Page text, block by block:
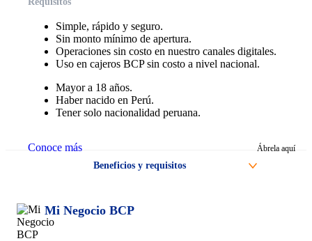
Requisitos
Ser mayor a 18 años.
Tener tu Clave de Internet (6 dígitos). Si aún no la tienes,
genéralaaquí.
Simple, rápido y seguro.
Sin monto mínimo de apertura.
Operaciones sin costo en nuestro canales digitales.
Uso en cajeros BCP sin costo a nivel nacional.
Mayor a 18 años.
Haber nacido en Perú.
Tener solo nacionalidad peruana.
Conoce más Ábrela aquí
Beneficios y requisitos
Simple, rápido y seguro.
Sin monto mínimo de apertura.
Mi Negocio BCP